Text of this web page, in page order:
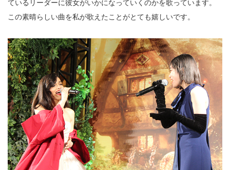
ているリーダーに彼女がいかになっていくのかを歌っています。
この素晴らしい曲を私が歌えたことがとても嬉しいです。